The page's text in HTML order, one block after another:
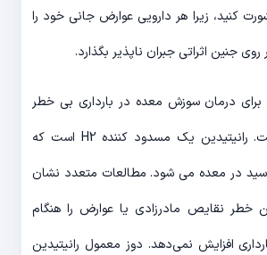
کنید، زیرا هر دارویی عوارض جانی خود را
جنین اثراتی جبران ناپذیر بگذارد.
برای درمان سوزش معده در بارداری بی خطر
است، رانیتیدین است. رانیتیدین یک مسدود کننده H2 است که
در معده می شود. مطالعات متعدد نشان
خطر نقایص مادرزادی یا عوارض را هنگام
افزایش نمی‌دهد. دوز معمول رانیتیدین